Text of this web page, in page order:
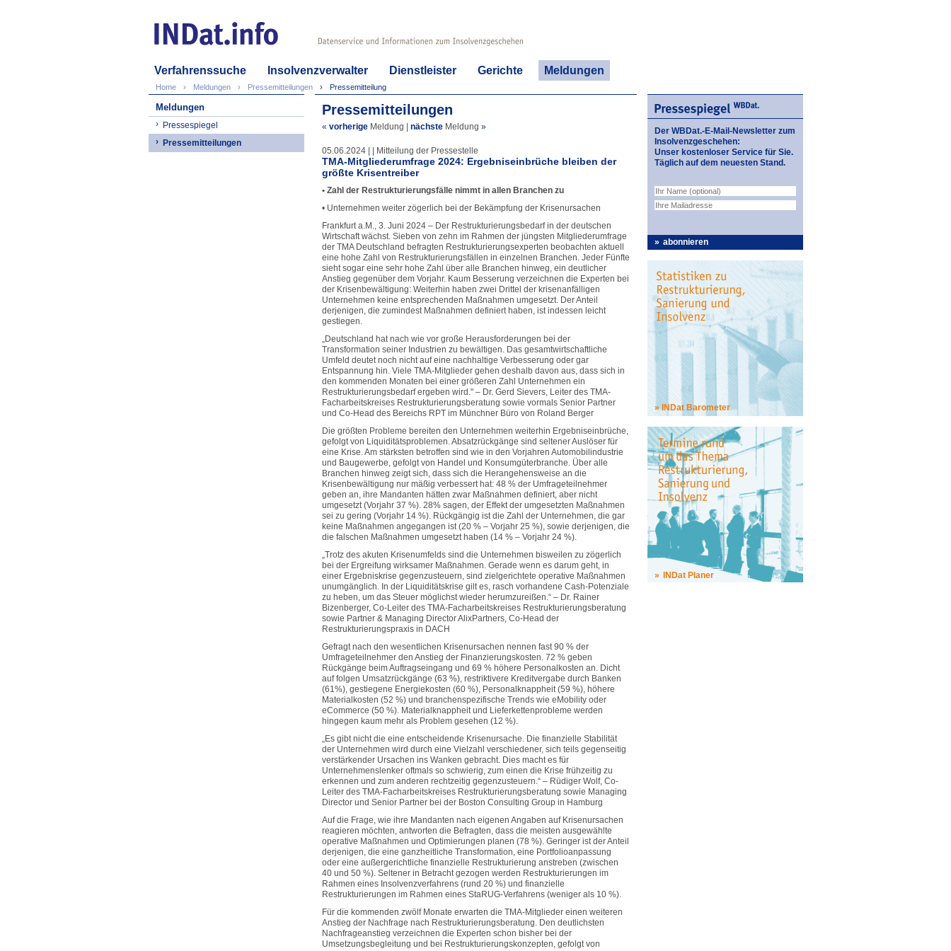
Verfahrenssuche Insolvenzverwalter Dienstleister Gerichte Meldungen
Home Meldungen Pressemitteilungen Pressemitteilung
Meldungen
Pressespiegel
Pressemitteilungen
Pressemitteilungen
« vorherige Meldung nächste Meldung »
05.06.2024 | | Mitteilung der Pressestelle
TMA-Mitgliederumfrage 2024: Ergebniseinbrüche bleiben der
größte Krisentreiber
• Zahl der Restrukturierungsfälle nimmt in allen Branchen zu
• Unternehmen weiter zögerlich bei der Bekämpfung der Krisenursachen
Frankfurt a.M., 3. Juni 2024 – Der Restrukturierungsbedarf in der deutschen
Wirtschaft wächst. Sieben von zehn im Rahmen der jüngsten Mitgliederumfrage
der TMA Deutschland befragten Restrukturierungsexperten beobachten aktuell
eine hohe Zahl von Restrukturierungsfällen in einzelnen Branchen. Jeder Fünfte
sieht sogar eine sehr hohe Zahl über alle Branchen hinweg, ein deutlicher
Anstieg gegenüber dem Vorjahr. Kaum Besserung verzeichnen die Experten bei
der Krisenbewältigung: Weiterhin haben zwei Drittel der krisenanfälligen
Unternehmen keine entsprechenden Maßnahmen umgesetzt. Der Anteil
derjenigen, die zumindest Maßnahmen definiert haben, ist indessen leicht
gestiegen.
„Deutschland hat nach wie vor große Herausforderungen bei der
Transformation seiner Industrien zu bewältigen. Das gesamtwirtschaftliche
Umfeld deutet noch nicht auf eine nachhaltige Verbesserung oder gar
Entspannung hin. Viele TMA-Mitglieder gehen deshalb davon aus, dass sich in
den kommenden Monaten bei einer größeren Zahl Unternehmen ein
Restrukturierungsbedarf ergeben wird." – Dr. Gerd Sievers, Leiter des TMA-
Facharbeitskreises Restrukturierungsberatung sowie vormals Senior Partner
und Co-Head des Bereichs RPT im Münchner Büro von Roland Berger
Die größten Probleme bereiten den Unternehmen weiterhin Ergebniseinbrüche,
gefolgt von Liquiditätsproblemen. Absatzrückgänge sind seltener Auslöser für
eine Krise. Am stärksten betroffen sind wie in den Vorjahren Automobilindustrie
und Baugewerbe, gefolgt von Handel und Konsumgüterbranche. Über alle
Branchen hinweg zeigt sich, dass sich die Herangehensweise an die
Krisenbewältigung nur mäßig verbessert hat: 48 % der Umfrageteilnehmer
geben an, ihre Mandanten hätten zwar Maßnahmen definiert, aber nicht
umgesetzt (Vorjahr 37 %). 28% sagen, der Effekt der umgesetzten Maßnahmen
sei zu gering (Vorjahr 14 %). Rückgängig ist die Zahl der Unternehmen, die gar
keine Maßnahmen angegangen ist (20 % – Vorjahr 25 %), sowie derjenigen, die
die falschen Maßnahmen umgesetzt haben (14 % – Vorjahr 24 %).
„Trotz des akuten Krisenumfelds sind die Unternehmen bisweilen zu zögerlich
bei der Ergreifung wirksamer Maßnahmen. Gerade wenn es darum geht, in
einer Ergebniskrise gegenzusteuern, sind zielgerichtete operative Maßnahmen
unumgänglich. In der Liquiditätskrise gilt es, rasch vorhandene Cash-Potenziale
zu heben, um das Steuer möglichst wieder herumzureißen.“ – Dr. Rainer
Bizenberger, Co-Leiter des TMA-Facharbeitskreises Restrukturierungsberatung
sowie Partner & Managing Director AlixPartners, Co-Head der
Restrukturierungspraxis in DACH
Gefragt nach den wesentlichen Krisenursachen nennen fast 90 % der
Umfrageteilnehmer den Anstieg der Finanzierungskosten. 72 % geben
Rückgänge beim Auftragseingang und 69 % höhere Personalkosten an. Dicht
auf folgen Umsatzrückgänge (63 %), restriktivere Kreditvergabe durch Banken
(61%), gestiegene Energiekosten (60 %), Personalknappheit (59 %), höhere
Materialkosten (52 %) und branchenspezifische Trends wie eMobility oder
eCommerce (50 %). Materialknappheit und Lieferkettenprobleme werden
hingegen kaum mehr als Problem gesehen (12 %).
„Es gibt nicht die eine entscheidende Krisenursache. Die finanzielle Stabilität
der Unternehmen wird durch eine Vielzahl verschiedener, sich teils gegenseitig
verstärkender Ursachen ins Wanken gebracht. Dies macht es für
Unternehmenslenker oftmals so schwierig, zum einen die Krise frühzeitig zu
erkennen und zum anderen rechtzeitig gegenzusteuern.“ – Rüdiger Wolf, Co-
Leiter des TMA-Facharbeitskreises Restrukturierungsberatung sowie Managing
Director und Senior Partner bei der Boston Consulting Group in Hamburg
Auf die Frage, wie ihre Mandanten nach eigenen Angaben auf Krisenursachen
reagieren möchten, antworten die Befragten, dass die meisten ausgewählte
operative Maßnahmen und Optimierungen planen (78 %). Geringer ist der Anteil
derjenigen, die eine ganzheitliche Transformation, eine Portfolioanpassung
oder eine außergerichtliche finanzielle Restrukturierung anstreben (zwischen
40 und 50 %). Seltener in Betracht gezogen werden Restrukturierungen im
Rahmen eines Insolvenzverfahrens (rund 20 %) und finanzielle
Restrukturierungen im Rahmen eines StaRUG-Verfahrens (weniger als 10 %).
Für die kommenden zwölf Monate erwarten die TMA-Mitglieder einen weiteren
Anstieg der Nachfrage nach Restrukturierungsberatung. Den deutlichsten
Nachfrageanstieg verzeichnen die Experten schon bisher bei der
Umsetzungsbegleitung und bei Restrukturierungskonzepten, gefolgt von
Der WBDat.-E-Mail-Newsletter zum
Insolvenzgeschehen:
Unser kostenloser Service für Sie.
Täglich auf dem neuesten Stand.
abonnieren
INDat Barometer
INDat Planer